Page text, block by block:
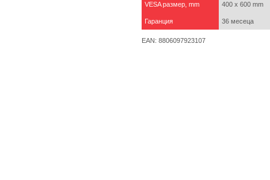
VESA размер, mm 400 x 600 mm
Гаранция 36 месеца
EAN: 8806097923107